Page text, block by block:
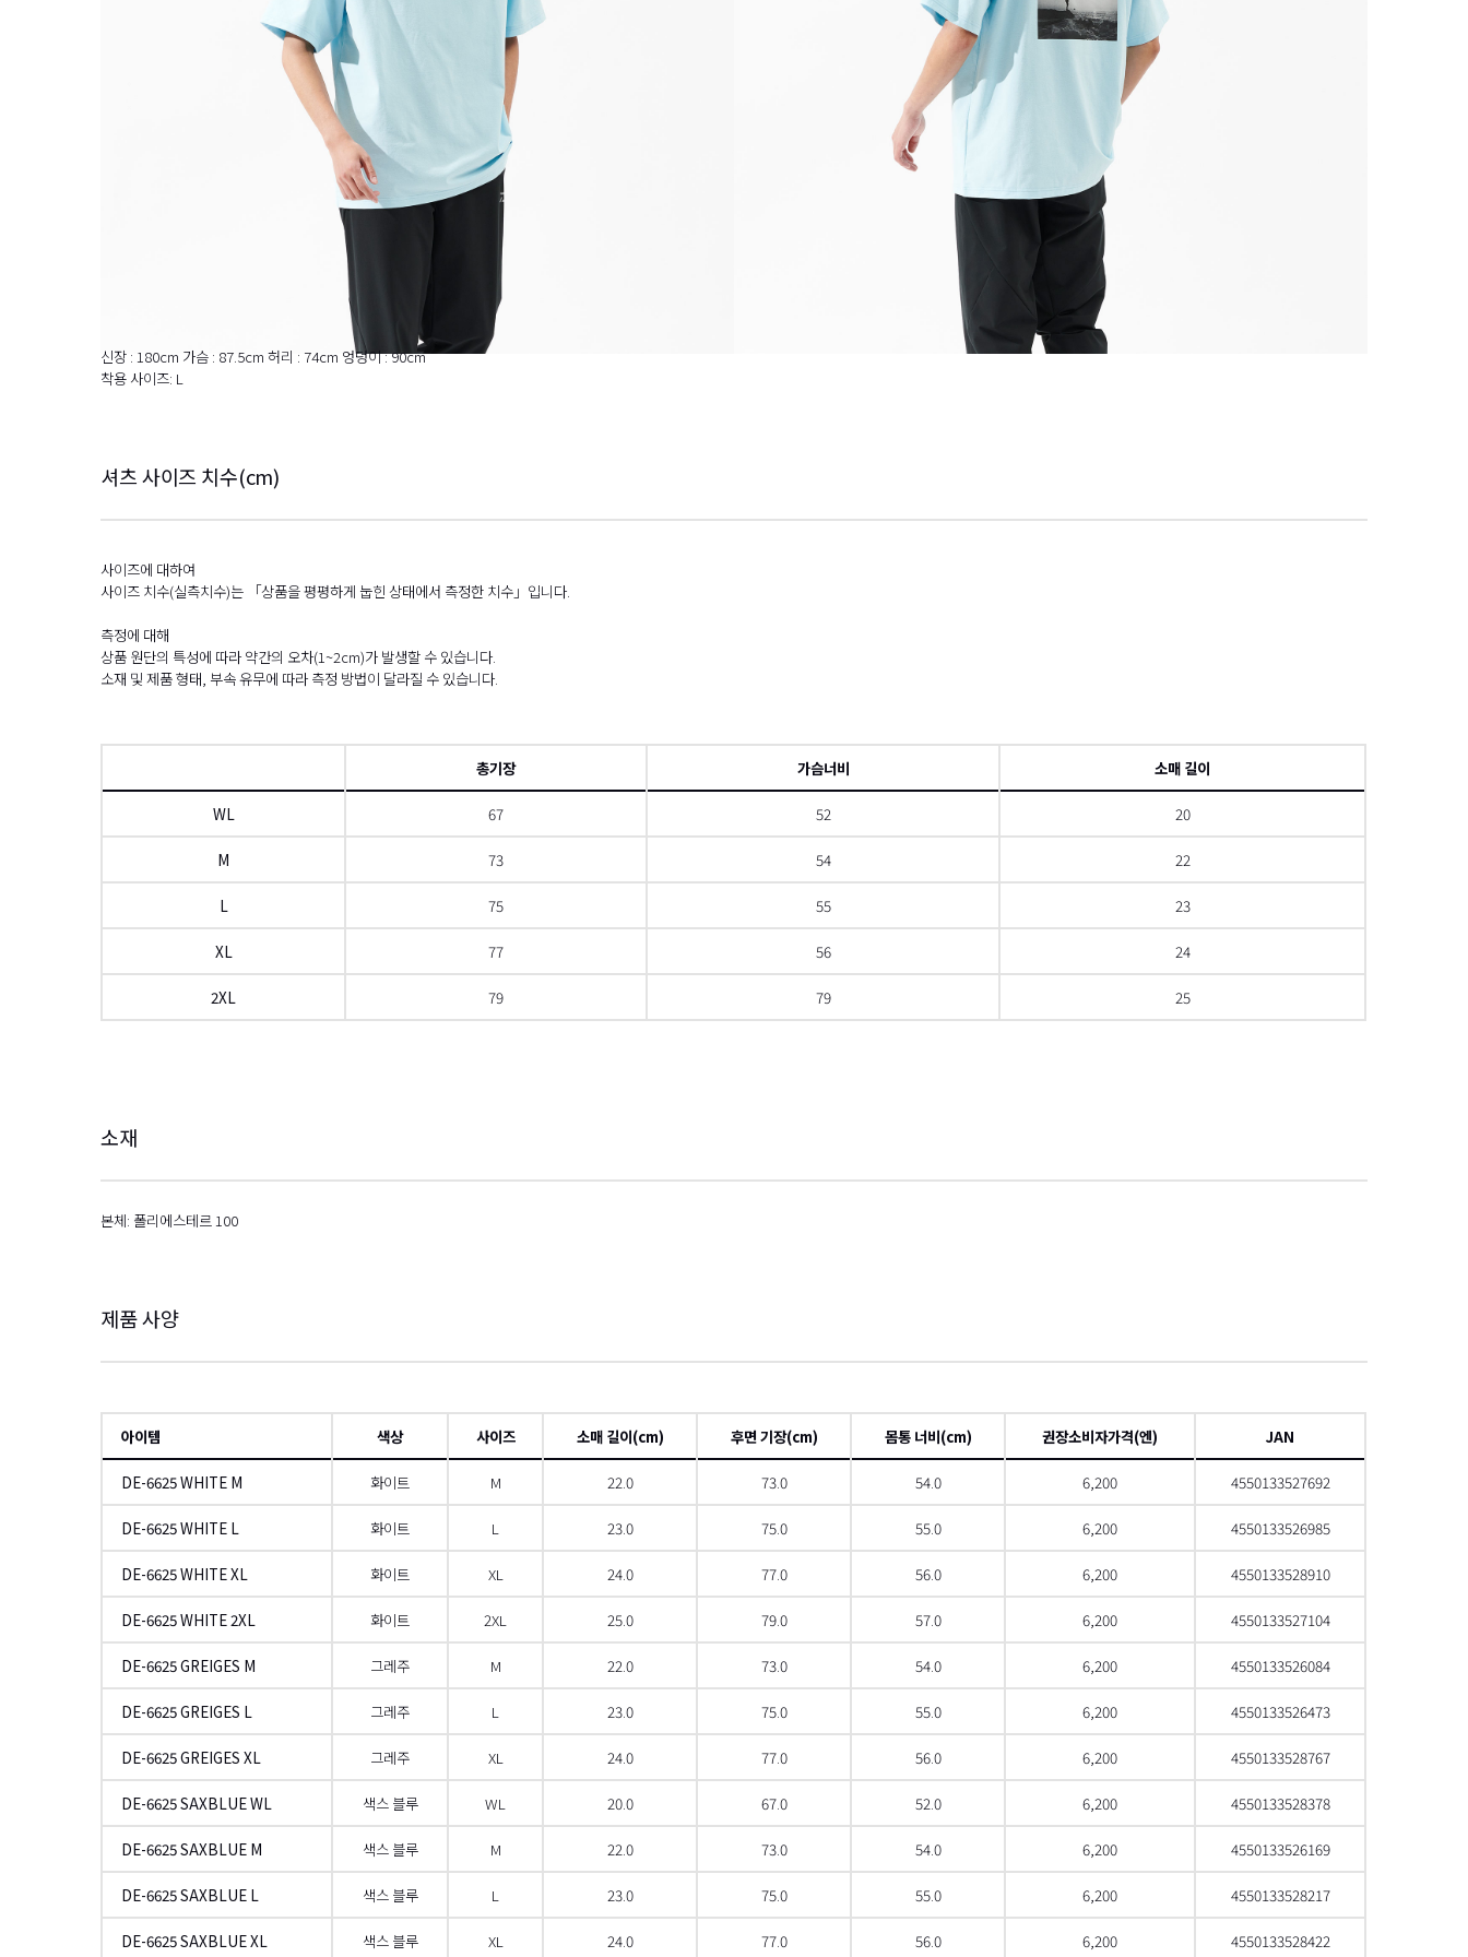
신장 : 180cm 가슴 : 87.5cm 허리 : 74cm 엉덩이 : 90cm
착용 사이즈: L
셔츠 사이즈 치수(cm)
사이즈에 대하여
사이즈 치수(실측치수)는 「상품을 평평하게 눕힌 상태에서 측정한 치수」입니다.
측정에 대해
상품 원단의 특성에 따라 약간의 오차(1~2cm)가 발생할 수 있습니다.
소재 및 제품 형태, 부속 유무에 따라 측정 방법이 달라질 수 있습니다.
총기장 가슴너비 소매 길이
WL 67 52 20
M 73 54 22
L 75 55 23
XL 77 56 24
2XL 79 79
25
소재
본체: 폴리에스테르 100
제품 사양
아이템 색상 사이즈 소매 길이(cm) 후면 기장(cm) 몸통 너비(cm) 권장소비자가격(엔) JAN
DE-6625 WHITE M 화이트 M 22.0 73.0 54.0 6,200 4550133527692
DE-6625 WHITE L 화이트 L 23.0 75.0 55.0 6,200 4550133526985
DE-6625 WHITE XL 화이트 XL 24.0 77.0 56.0 6,200 4550133528910
DE-6625 WHITE 2XL 화이트 2XL 25.0 79.0 57.0 6,200 4550133527104
DE-6625 GREIGES M 그레주 M 22.0 73.0 54.0 6,200 4550133526084
DE-6625 GREIGES L 그레주 L 23.0 75.0 55.0 6,200 4550133526473
DE-6625 GREIGES XL 그레주 XL 24.0 77.0 56.0 6,200 4550133528767
DE-6625 SAXBLUE WL 색스 블루 WL 20.0 67.0 52.0 6,200 4550133528378
DE-6625 SAXBLUE M 색스 블루 M 22.0 73.0 54.0 6,200 4550133526169
DE-6625 SAXBLUE L 색스 블루 L 23.0 75.0 55.0 6,200 4550133528217
DE-6625 SAXBLUE XL 색스 블루 XL 24.0 77.0 56.0 6,200 4550133528422